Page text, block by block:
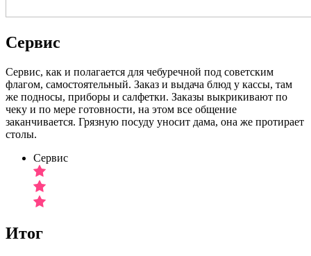
Сервис
Сервис, как и полагается для чебуречной под советским
флагом, самостоятельный. Заказ и выдача блюд у кассы, там
же подносы, приборы и салфетки. Заказы выкрикивают по
чеку и по мере готовности, на этом все общение
заканчивается. Грязную посуду уносит дама, она же протирает
столы.
Сервис
Итог